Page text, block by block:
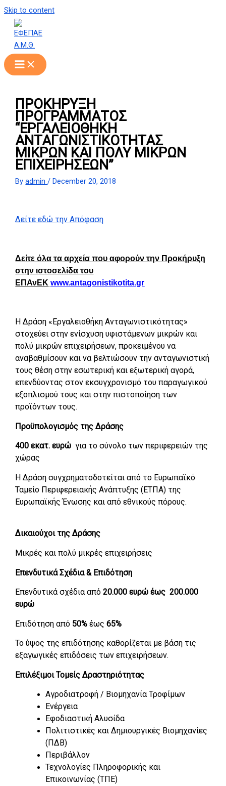
Skip to content
ΠΡΟΚΗΡΥΞΗ
ΠΡΟΓΡΑΜΜΑΤΟΣ
“ΕΡΓΑΛΕΙΟΘΗΚΗ
ΑΝΤΑΓΩΝΙΣΤΙΚΟΤΗΤΑΣ
ΜΙΚΡΩΝ ΚΑΙ ΠΟΛΥ ΜΙΚΡΩΝ
ΕΠΙΧΕΙΡΗΣΕΩΝ”
Byadmin/December 20, 2018
Δείτε εδώ την Απόφαση
Δείτε όλα τα αρχεία που αφορούν την Προκήρυξη
στην ιστοσελίδα του
ΕΠΑνΕΚ www.antagonistikotita.gr
Η Δράση «Εργαλειοθήκη Ανταγωνιστικότητας»
στοχεύει στην ενίσχυση υφιστάμενων μικρών και
πολύ μικρών επιχειρήσεων, προκειμένου να
αναβαθμίσουν και να βελτιώσουν την ανταγωνιστική
τους θέση στην εσωτερική και εξωτερική αγορά,
επενδύοντας στον εκσυγχρονισμό του παραγωγικού
εξοπλισμού τους και στην πιστοποίηση των
προϊόντων τους.
Προϋπολογισμός της Δράσης
400 εκατ. ευρώ για το σύνολο των περιφερειών της
χώρας
Η Δράση συγχρηματοδοτείται από το Ευρωπαϊκό
Ταμείο Περιφερειακής Ανάπτυξης (ΕΤΠΑ) της
Ευρωπαϊκής Ένωσης και από εθνικούς πόρους.
Δικαιούχοι της Δράσης
Μικρές και πολύ μικρές επιχειρήσεις
Επενδυτικά Σχέδια & Επιδότηση
Επενδυτικά σχέδια από20.000 ευρώ έως 200.000
ευρώ
Επιδότηση από 50% έως65%
Το ύψος της επιδότησης καθορίζεται με βάση τις
εξαγωγικές επιδόσεις των επιχειρήσεων.
Επιλέξιμοι Τομείς Δραστηριότητας
Αγροδιατροφή / Βιομηχανία Τροφίμων
Ενέργεια
Εφοδιαστική Αλυσίδα
Πολιτιστικές και Δημιουργικές Βιομηχανίες
(ΠΔΒ)
Περιβάλλον
Τεχνολογίες Πληροφορικής και
Επικοινωνίας (ΤΠΕ)